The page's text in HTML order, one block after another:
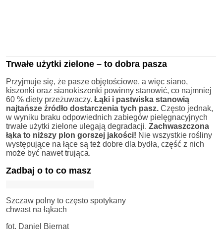
Trwałe użytki zielone – to dobra pasza
Przyjmuje się, że pasze objętościowe, a więc siano,
kiszonki oraz sianokiszonki powinny stanowić, co najmniej
60 % diety przeżuwaczy. Łąki i pastwiska stanowią
najtańsze źródło dostarczenia tych pasz. Często jednak,
w wyniku braku odpowiednich zabiegów pielęgnacyjnych
trwałe użytki zielone ulegają degradacji. Zachwaszczona
łąka to niższy plon gorszej jakości! Nie wszystkie rośliny
występujące na łące są też dobre dla bydła, część z nich
może być nawet trująca.
Zadbaj o to co masz
Szczaw polny to często spotykany
chwast na łąkach
fot. Daniel Biernat